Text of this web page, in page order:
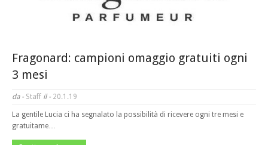
Fragonard: campioni omaggio gratuiti ogni
3 mesi
da - Staff il - 20.1.19
La gentile Lucia ci ha segnalato la possibilità di ricevere ogni tre mesi e
gratuitame…